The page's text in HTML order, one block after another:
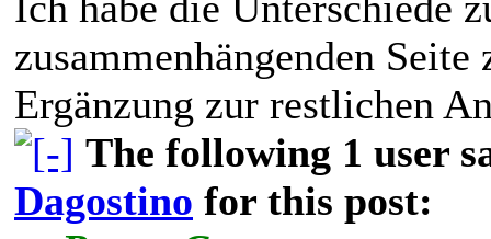
zusammenhängenden Seite
Ergänzung zur restlichen
The following 1 user
Dagostino for this post: